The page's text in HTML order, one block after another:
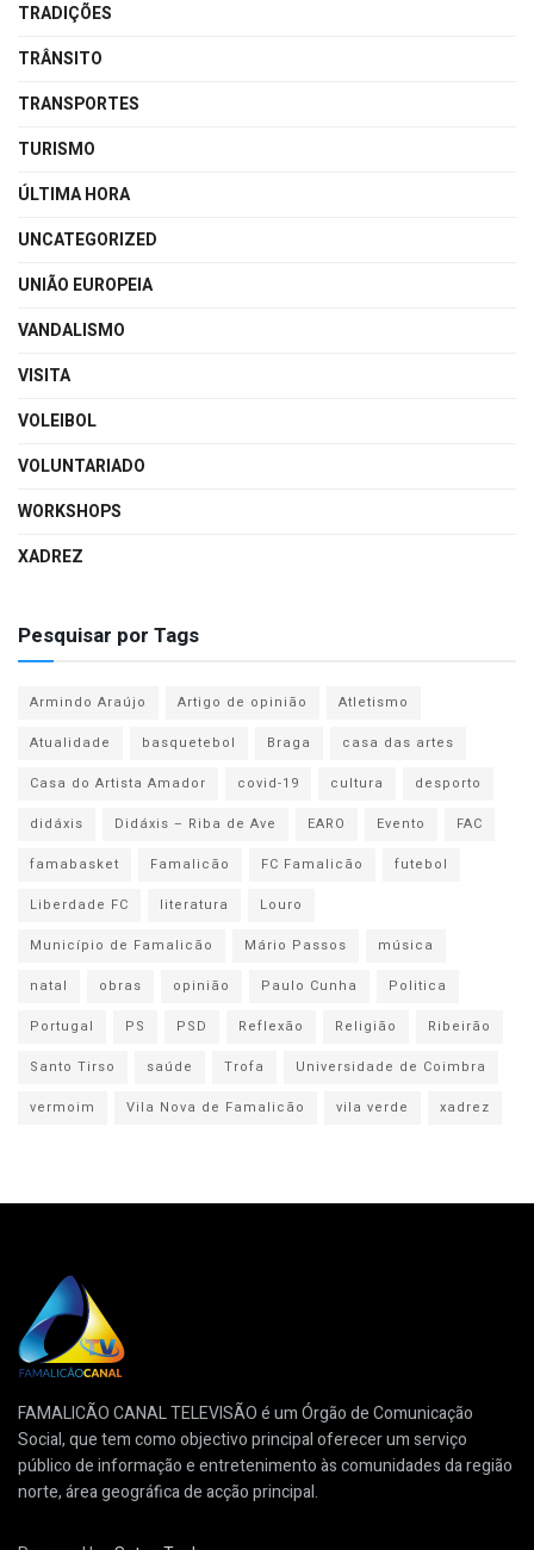
TRADIÇÕES
TRÂNSITO
TRANSPORTES
TURISMO
ÚLTIMA HORA
UNCATEGORIZED
UNIÃO EUROPEIA
VANDALISMO
VISITA
VOLEIBOL
VOLUNTARIADO
WORKSHOPS
XADREZ
Pesquisar por Tags
Armindo Araújo Artigo de opinião
Atletismo
Atualidade
basquetebol Braga
casa das artes
Casa do Artista Amador
covid-19 cultura
desporto
didáxis
Didáxis – Riba de Ave EARO Evento
FAC
famabasket
Famalicão FC Famalicão
futebol
Liberdade FC
literatura
Louro
Município de Famalicão
Mário Passos
música
natal
obras opinião Paulo Cunha
Politica
Portugal
PS PSD Reflexão Religião
Ribeirão
Santo Tirso
saúde Trofa
Universidade de Coimbra
vermoim
Vila Nova de Famalicão vila verde xadrez
FAMALICÃO CANAL TELEVISÃO é um Órgão de Comunicação
Social, que tem como objectivo principal oferecer um serviço
público de informação e entretenimento às comunidades da região
norte, área geográfica de acção principal.